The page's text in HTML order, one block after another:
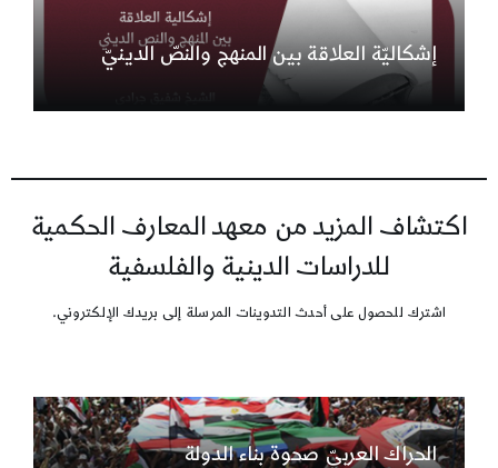
إشكاليّة العلاقة بين المنهج والنصّ الدينيّ
اكتشاف المزيد من معهد المعارف الحكمية
للدراسات الدينية والفلسفية
اشترك للحصول على أحدث التدوينات المرسلة إلى بريدك الإلكتروني.
الحراك العربيّ صحوة بناء الدولة